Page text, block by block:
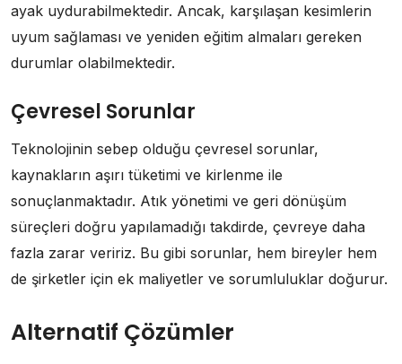
ayak uydurabilmektedir. Ancak, karşılaşan kesimlerin
uyum sağlaması ve yeniden eğitim almaları gereken
durumlar olabilmektedir.
Çevresel Sorunlar
Teknolojinin sebep olduğu çevresel sorunlar,
kaynakların aşırı tüketimi ve kirlenme ile
sonuçlanmaktadır. Atık yönetimi ve geri dönüşüm
süreçleri doğru yapılamadığı takdirde, çevreye daha
fazla zarar veririz. Bu gibi sorunlar, hem bireyler hem
de şirketler için ek maliyetler ve sorumluluklar doğurur.
Alternatif Çözümler